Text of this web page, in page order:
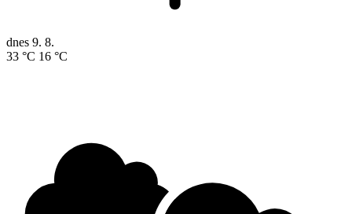
dnes 9. 8.
33 °C 16 °C